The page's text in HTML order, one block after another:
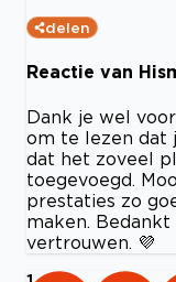
delen
Reactie van
Dank je wel
om te lezen dat
dat het zoveel
toegevoegd.
prestaties zo
maken.
vertrouwen. 💜